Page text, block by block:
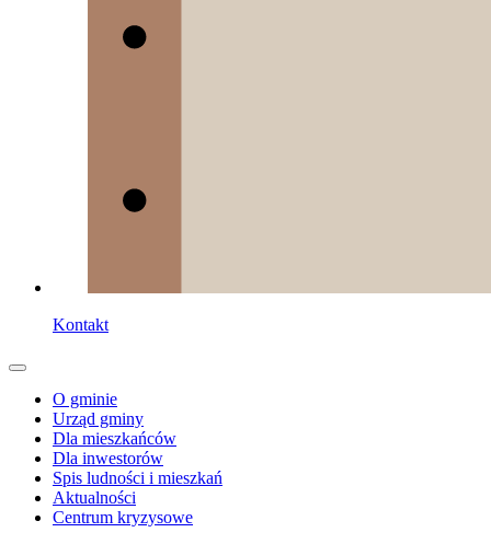
Kontakt
O gminie
Urząd gminy
Dla mieszkańców
Dla inwestorów
Spis ludności i mieszkań
Aktualności
Centrum kryzysowe